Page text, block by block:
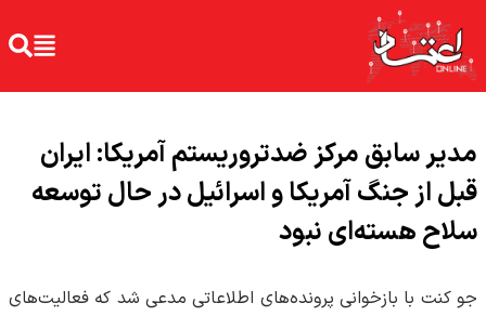
مدیر سابق مرکز ضدتروریستم‌ آمریکا: ایران
قبل از جنگ آمریکا و اسرائیل در حال توسعه
سلاح هسته‌ای نبود
جو کنت با بازخوانی پرونده‌های اطلاعاتی مدعی شد که فعالیت‌های